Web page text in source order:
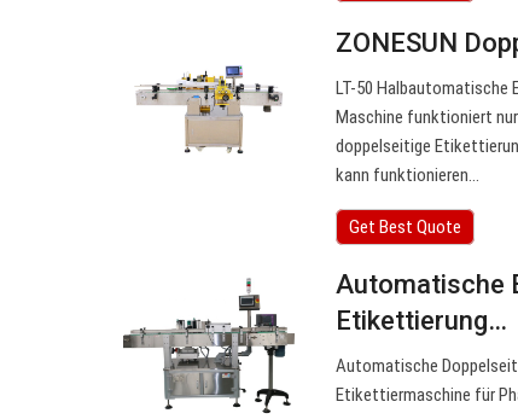
ZONESUN
LT-50 Halbautomatische
Maschine funktioniert
doppelseitige
kann funktionieren…
Get Best Quote
Automatische
Etikettierung…
Automatische
Etikettiermaschine für